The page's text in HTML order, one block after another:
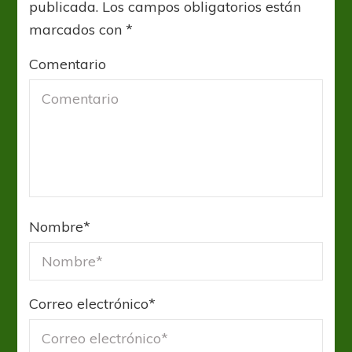
publicada. Los campos obligatorios están
marcados con*
Comentario
Nombre*
Correo electrónico*